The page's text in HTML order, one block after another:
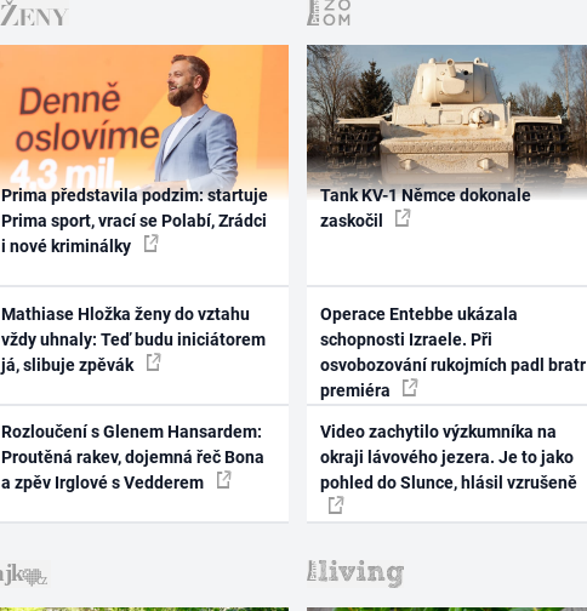
Prima představila podzim: startuje
Prima sport, vrací se Polabí, Zrádci
i nové kriminálky
Mathiase Hložka ženy do vztahu
vždy uhnaly: Teď budu iniciátorem
já, slibuje zpěvák
Rozloučení s Glenem Hansardem:
Proutěná rakev, dojemná řeč Bona
a zpěv Irglové s Vedderem
Tank KV-1 Němce dokonale
zaskočil
Operace Entebbe ukázala
schopnosti Izraele. Při
osvobozování rukojmích padl bratr
premiéra
Video zachytilo výzkumníka na
okraji lávového jezera. Je to jako
pohled do Slunce, hlásil vzrušeně